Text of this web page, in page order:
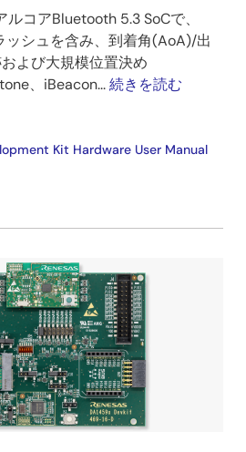
コアBluetooth 5.3 SoCで、
ッシュを含み、到着角(AoA)/出
よび大規模位置決め
、iBeacon...続きを読む
Kit Hardware User Manual